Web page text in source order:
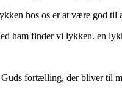
hos os er at være god til
ham finder vi lykken. en
fortælling, der bliver til